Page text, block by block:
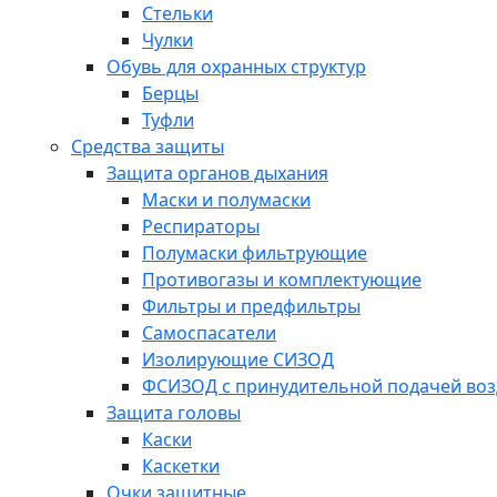
Стельки
Чулки
Обувь для охранных структур
Берцы
Туфли
Средства защиты
Защита органов дыхания
Маски и полумаски
Респираторы
Полумаски фильтрующие
Противогазы и комплектующие
Фильтры и предфильтры
Самоспасатели
Изолирующие СИЗОД
ФСИЗОД с принудительной подачей
Защита головы
Каски
Каскетки